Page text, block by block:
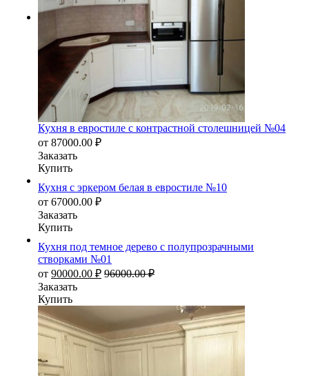
Кухня в евростиле с контрастной столешницей №04
от 87000.00 ₽
Заказать
Купить
Кухня с эркером белая в евростиле №10
от 67000.00 ₽
Заказать
Купить
Кухня под темное дерево с полупрозрачными
створками №01
от 90000.00 ₽ 96000.00₽
Заказать
Купить